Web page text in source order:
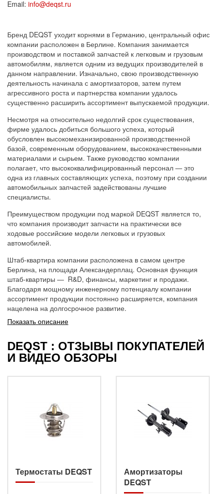
Email: info@deqst.ru
Бренд DEQST уходит корнями в Германию, центральный офис
компании расположен в Берлине. Компания занимается
производством и поставкой запчастей к легковым и грузовым
автомобилям, является одним из ведущих производителей в
данном направлении. Изначально, свою производственную
деятельность начинала с амортизаторов, затем путем
агрессивного роста и партнерства компании удалось
существенно расширить ассортимент выпускаемой продукции.
Несмотря на относительно недолгий срок существования,
фирме удалось добиться большого успеха, который
обусловлен высокомеханизированной производственной
базой, современным оборудованием, высококачественными
материалами и сырьем. Также руководство компании
полагает, что высококвалифицированный персонал — это
одна из главных составляющих успеха, поэтому при создании
автомобильных запчастей задействованы лучшие
специалисты.
Преимуществом продукции под маркой DEQST является то,
что компания производит запчасти на практически все
ходовые российские модели легковых и грузовых
автомобилей.
Штаб-квартира компании расположена в самом центре
Берлина, на площади Александерплац. Основная функция
штаб-квартиры — R&D, финансы, маркетинг и продажи.
Благодаря мощному инженерному потенциалу компании
ассортимент продукции постоянно расширяется, компания
нацелена на долгосрочное развитие.
Показать описание
DEQST : ОТЗЫВЫ ПОКУПАТЕЛЕЙ
И ВИДЕО ОБЗОРЫ
Термостаты DEQST
Амортизаторы
DEQST